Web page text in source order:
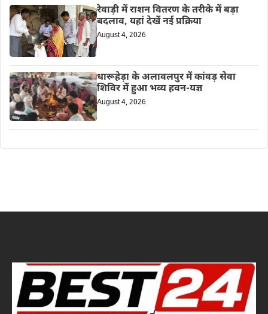
रेवाड़ी में राशन वितरण के तरीके में बड़ा
बदलाव, यहां देखें नई प्रक्रिया
August 4, 2026
धारूहेड़ा के अलावलपुर में कांवड़ सेवा
शिविर में हुआ भव्य हवन-यज्ञ
August 4, 2026